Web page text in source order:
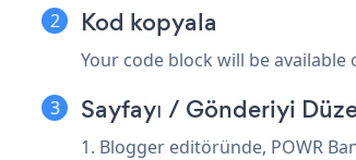
Kod kopyala
Your code block will be
Sayfayı / Gönderiyi
1. Blogger editöründe, POWR